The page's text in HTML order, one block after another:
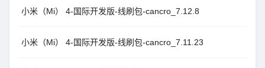
小米（Mi） 4-国际开发版-线刷包-cancro_7.12.8
小米（Mi） 4-国际开发版-线刷包-cancro_7.11.23